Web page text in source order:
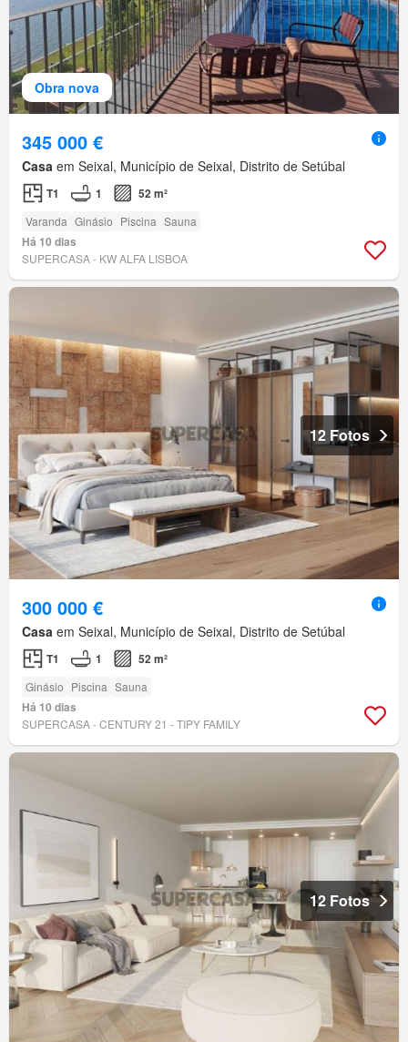
Obra nova
345 000 €
Casa em Seixal, Município de Seixal, Distrito de Setúbal
T1 1 52 m²
Varanda Ginásio Piscina Sauna
Há 10 dias
SUPERCASA - KW ALFA LISBOA
12 Fotos
300 000 €
Casa em Seixal, Município de Seixal, Distrito de Setúbal
T1 1 52 m²
Ginásio Piscina Sauna
Há 10 dias
SUPERCASA - CENTURY 21 - TIPY FAMILY
12 Fotos